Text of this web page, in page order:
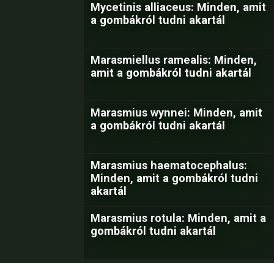
Mycetinis alliaceus: Minden, amit
a gombákról tudni akartál
Marasmiellus ramealis: Minden,
amit a gombákról tudni akartál
Marasmius wynnei: Minden, amit
a gombákról tudni akartál
Marasmius haematocephalus:
Minden, amit a gombákról tudni
akartál
Marasmius rotula: Minden, amit a
gombákról tudni akartál